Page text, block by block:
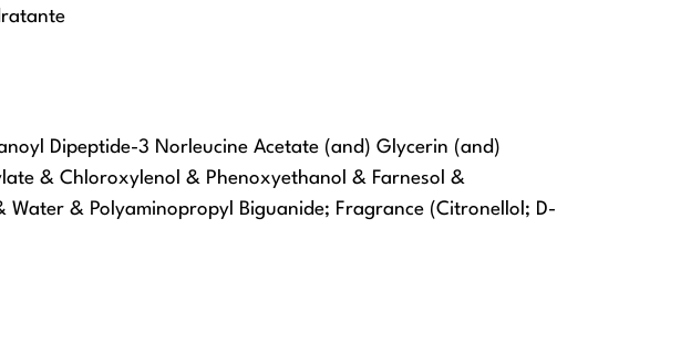
Dipeptide-3 Norleucine Acetate (and) Glycerin (and)
& Chloroxylenol & Phenoxyethanol & Farnesol &
& Polyaminopropyl Biguanide; Fragrance (Citronellol; D-